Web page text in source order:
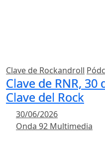
Clave de Rockandroll
Clave de RNR,
Clave del Rock
30/06/2026
Onda 92 Multimedia